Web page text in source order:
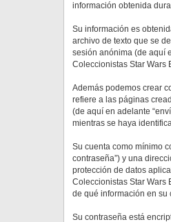
información obtenida
Su información es
archivo de texto que se
sesión anónima (de aquí
Coleccionistas Star Wars
Además podemos crear
refiere a las páginas
(de aquí en adelante
mientras se haya
Su cuenta como mínimo
contraseña”) y una
protección de datos
Coleccionistas Star Wars
de qué información en su
Su contraseña está